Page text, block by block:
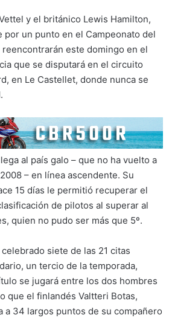
y el británico Lewis Hamilton,
por un punto en el Campeonato del
este domingo en el
que se disputará en el circuito
en Le Castellet, donde nunca se
al país galo – que no ha vuelto a
– en línea ascendente. Su
15 días le permitió recuperar el
de pilotos al superar al
quien no pudo ser más que 5º.
siete de las 21 citas
un tercio de la temporada,
se jugará entre los dos hombres
que el finlandés Valtteri Botas,
a 34 largos puntos de su compañero